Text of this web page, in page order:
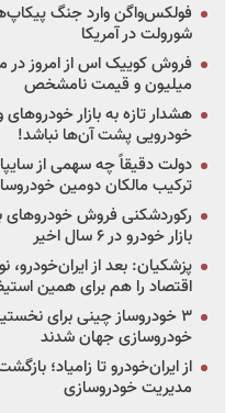
فولکس‌واگن وارد جنگ
شورولت در آمریکا
میلیون و قیمت نامشخص
هشدار تازه به بازار
خودرویی پشت آن‌ها نباشد!
دولت دقیقاً چه سهمی از
ترکیب مالکان دومین
رکوردشکنی فروش خودروهای
بازار خودرو در ۶ سال اخیر
پزشکیان: بعد از ایران‌خودرو،
اقتصاد را هم برای همین
خودروسازی جهان شدند
از ایران‌خودرو تا زامیاد؛
مدیریت خودروسازی